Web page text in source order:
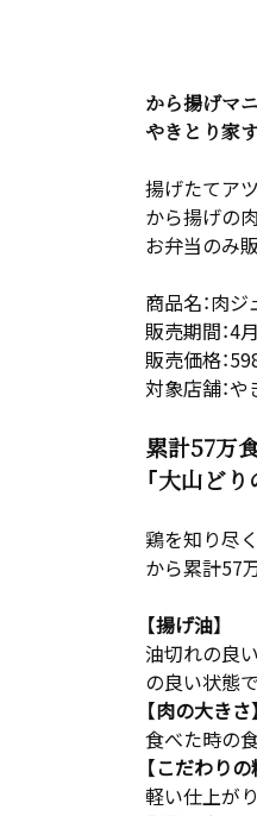
から揚げマ
やきとり家
揚げたてア
から揚げの
お弁当のみ
商品名：肉
販売期間：4
販売価格：
対象店舗：
累計57万
「大山ど
鶏を知り尽
から累計57
【揚げ油】
油切れの良
の良い状態
【肉の大きさ】
食べた時の
【こだわりの
軽い仕上が